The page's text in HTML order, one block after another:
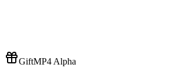
GiftMP4 Alpha